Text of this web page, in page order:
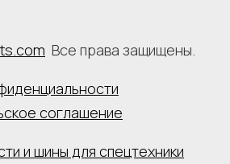
Все права защищены.
соглашение